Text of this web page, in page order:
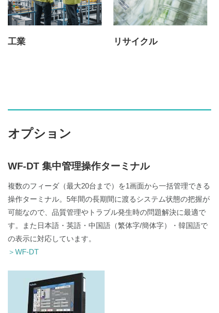
工業 リサイクル
オプション
WF-DT 集中管理操作ターミナル
複数のフィーダ（最大20台まで）を1画面から一括管理できる
操作ターミナル。5年間の長期間に渡るシステム状態の把握が
可能なので、品質管理やトラブル発生時の問題解決に最適で
す。また日本語・英語・中国語（繁体字/簡体字）・韓国語で
の表示に対応しています。
＞WF-DT